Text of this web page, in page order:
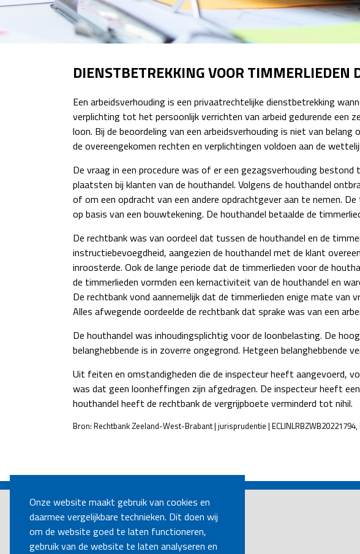
Onze website maakt gebruik van cookies en
daarmee vergelijkbare technieken. Dit doen wij
om de website goed te laten functioneren,
gebruik van de website te laten analyseren en
DIENSTBETREKKING VOOR TIMMERLIEDEN
Een arbeidsverhouding is een privaatrechtelijke dienstbetrekking
verplichting tot het persoonlijk verrichten van arbeid gedurende een
loon. Bij de beoordeling van een arbeidsverhouding is niet van
de overeengekomen rechten en verplichtingen voldoen aan de
De vraag in een procedure was of er een gezagsverhouding
plaatsten bij klanten van de houthandel. Volgens de houthandel
of om een opdracht van een andere opdrachtgever aan te nemen.
op basis van een bouwtekening. De houthandel betaalde de
De rechtbank was van oordeel dat tussen de houthandel en de
instructiebevoegdheid, aangezien de houthandel met de klant
inroosterde. Ook de lange periode dat de timmerlieden voor de
de timmerlieden vormden een kernactiviteit van de houthandel en
De rechtbank vond aannemelijk dat de timmerlieden enige mate van
Alles afwegende oordeelde de rechtbank dat sprake was van een
De houthandel was inhoudingsplichtig voor de loonbelasting. De
belanghebbende is in zoverre ongegrond. Hetgeen belanghebbende
Uit feiten en omstandigheden die de inspecteur heeft aangevoerd,
was dat geen loonheffingen zijn afgedragen. De inspecteur heeft
houthandel heeft de rechtbank de vergrijpboete verminderd tot nihil.
Bron: Rechtbank Zeeland-West-Brabant | jurisprudentie |
NAVIGATION